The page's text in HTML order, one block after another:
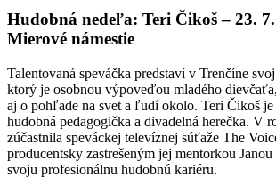
Hudobná nedeľa: Teri Čikoš – 23.
Mierové námestie
Talentovaná speváčka predstaví v Trenčíne
ktorý je osobnou výpoveďou mladého
aj o pohľade na svet a ľudí okolo. Teri Čikoš je
hudobná pedagogička a divadelná herečka. V
zúčastnila speváckej televíznej súťaže The
producentsky zastrešeným jej mentorkou
svoju profesionálnu hudobnú kariéru.